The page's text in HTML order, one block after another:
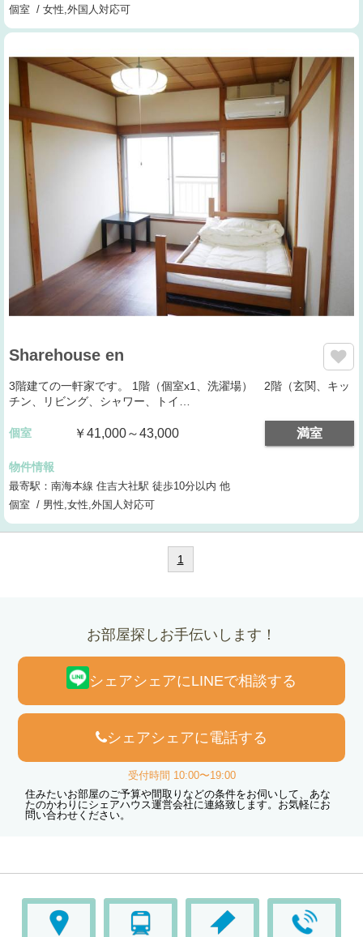
個室 / 女性,外国人対応可
Sharehouse en
3階建ての一軒家です。 1階（個室x1、洗濯場） 2階（玄関、キッ
チン、リビング、シャワー、トイ…
個室 ￥41,000～43,000 満室
物件情報
最寄駅：南海本線 住吉大社駅 徒歩10分以内 他
個室 / 男性,女性,外国人対応可
1
お部屋探しお手伝いします！
シェアシェアにLINEで相談する
シェアシェアに電話する
受付時間 10:00〜19:00
住みたいお部屋のご予算や間取りなどの条件をお伺いして、あな
たのかわりにシェアハウス運営会社に連絡致します。お気軽にお
問い合わせください。